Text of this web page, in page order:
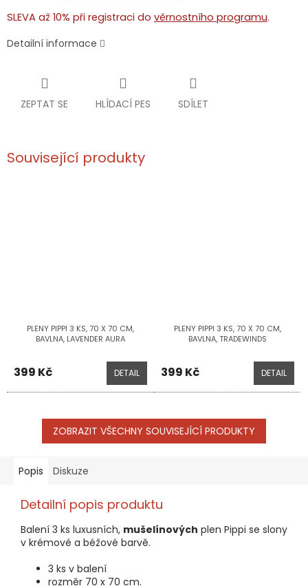
SLEVA až 10% při registraci do věrnostního programu.
Detailní informace
ZEPTAT SE HLÍDACÍ PES SDÍLET
Související produkty
PLENY PIPPI 3 KS, 70 X 70 CM,
BAVLNA, LAVENDER AURA
399 Kč DETAIL
PLENY PIPPI 3 KS, 70 X 70 CM,
BAVLNA, TRADEWINDS
399 Kč DETAIL
ZOBRAZIT VŠECHNY SOUVISEJÍCÍ PRODUKTY
Popis Diskuze
Detailní popis produktu
Balení 3 ks luxusních, mušelínových plen Pippi se slony
v krémové a béžové barvě.
3 ks v balení
rozměr 70 x 70 cm.